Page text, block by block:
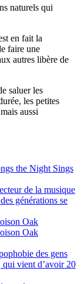
naturels qui
en fait la
faire une
autres libère de
saluer les
les petites
aussi
the Night Sings
de la musique
générations se
Oak
Oak
des gens
qui vient d’avoir 20